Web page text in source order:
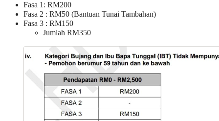
Fasa 1: RM200
Fasa 2 : RM50 (Bantuan Tunai Tambahan)
Fasa 3 : RM150
Jumlah RM350